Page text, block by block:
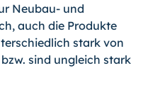
Neubau- und
auch die Produkte
stark von
sind ungleich stark